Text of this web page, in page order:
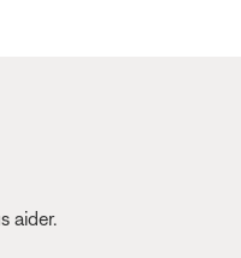
aider.